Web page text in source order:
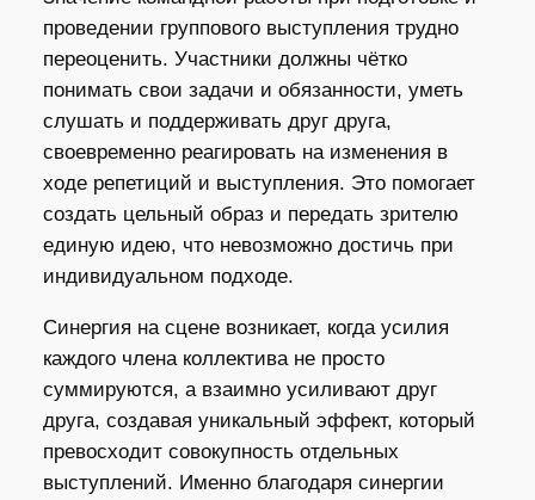
проведении группового выступления трудно
переоценить. Участники должны чётко
понимать свои задачи и обязанности, уметь
слушать и поддерживать друг друга,
своевременно реагировать на изменения в
ходе репетиций и выступления. Это помогает
создать цельный образ и передать зрителю
единую идею, что невозможно достичь при
индивидуальном подходе.
Синергия на сцене возникает, когда усилия
каждого члена коллектива не просто
суммируются, а взаимно усиливают друг
друга, создавая уникальный эффект, который
превосходит совокупность отдельных
выступлений. Именно благодаря синергии